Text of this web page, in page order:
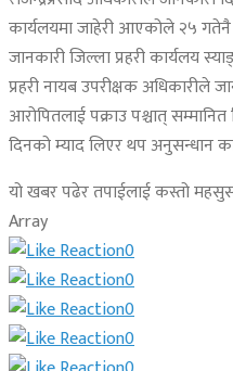
कार्यलयमा जाहेरी आएकोले २५ गतेनै
जानकारी जिल्ला प्रहरी कार्यलय
प्रहरी नायब उपरीक्षक अधिकारीले
आरोपितलाई पक्राउ पश्चात्
दिनको म्याद लिएर थप अनुसन्धान
यो खबर पढेर तपाईलाई कस्तो
Array
0
0
0
0